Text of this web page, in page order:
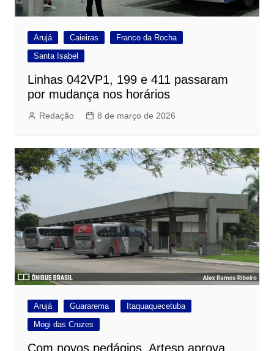
Arujá Caieiras
Franco da Rocha
Santa Isabel
Linhas 042VP1, 199 e 411 passaram
por mudança nos horários
Redação 8 de março de 2026
Arujá Guararema
Itaquaquecetuba
Mogi das Cruzes
Com novos pedágios, Artesp aprova